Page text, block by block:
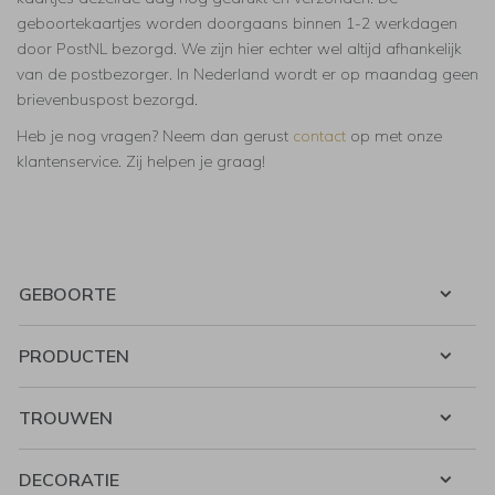
geboortekaartjes worden doorgaans binnen 1-2 werkdagen
door PostNL bezorgd. We zijn hier echter wel altijd afhankelijk
van de postbezorger. In Nederland wordt er op maandag geen
brievenbuspost bezorgd.
Heb je nog vragen? Neem dan gerust contact op met onze
klantenservice. Zij helpen je graag!
GEBOORTE
PRODUCTEN
TROUWEN
DECORATIE